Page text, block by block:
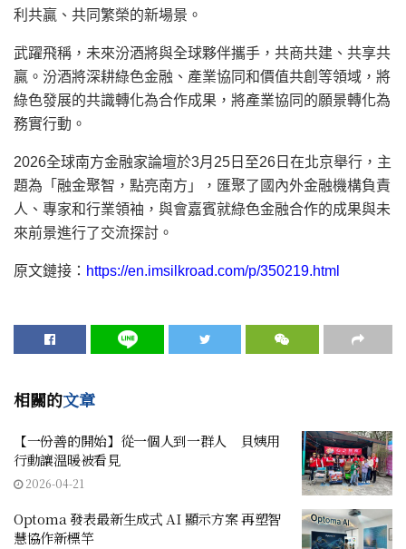
利共贏、共同繁榮的新場景。
武躍飛稱，未來汾酒將與全球夥伴攜手，共商共建、共享共
贏。汾酒將深耕綠色金融、產業協同和價值共創等領域，將
綠色發展的共識轉化為合作成果，將產業協同的願景轉化為
務實行動。
2026全球南方金融家論壇於3月25日至26日在北京舉行，主
題為「融金聚智，點亮南方」，匯聚了國內外金融機構負責
人、專家和行業領袖， 與會嘉賓就綠色金融合作的成果與未
來前景進行了交流探討。
原文鏈接： https://en.imsilkroad.com/p/350219.html
相關的文章
【一份善的開始】從一個人到一群人 貝姨用
行動讓溫暖被看見
2026-04-21
Optoma 發表最新生成式 AI 顯示方案 再塑智
慧協作新標竿